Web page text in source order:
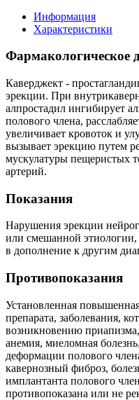
Информация
Характеристики
Фармакологическое
Каверджект -
эрекции. При
алпростадил ингибирует
полового члена,
увеличивает кровоток и
вызывает эрекцию путем
мускулатуры пещеристых
артерий.
Показания
Нарушения эрекции
или смешанной
в дополнение к другим
Противопоказания
Установленная
препарата, заболевания,
возникновению
анемия, миеломная
деформации полового
кавернозный фиброз,
имплантанта полового
противопоказана или не